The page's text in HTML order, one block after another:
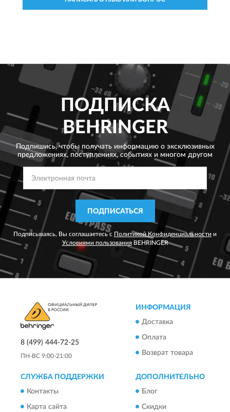
ПОДПИСКА
BEHRINGER
Подпишись, чтобы получать информацию о эксклюзивных
предложениях, поступлениях, событиях и многом другом
ПОДПИСАТЬСЯ
Подписываясь, Вы соглашаетесь с Политикой Конфиденциальности и
Условиями пользованияBEHRINGER
8 (499) 444-72-25
ПН-ВС 9:00-21:00
ИНФОРМАЦИЯ
Доставка
Оплата
Возврат товара
СЛУЖБА ПОДДЕРЖКИ
Контакты
Карта сайта
ДОПОЛНИТЕЛЬНО
Блог
Скидки